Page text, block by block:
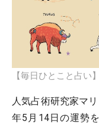
【毎日ひとこと占い
人気占術研究家マ
年5月14日の運勢